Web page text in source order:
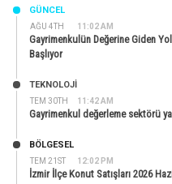
AĞU 4TH 11:02 AM
GÜNCEL
Gayrimenkulün Değerine Giden
Başlıyor
TEM 30TH 11:42 AM
TEKNOLOJİ
Gayrimenkul değerleme sektörü
TEM 21ST 12:02 PM
BÖLGESEL
İzmir İlçe Konut Satışları 2026